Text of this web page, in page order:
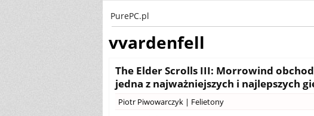
PurePC.pl
vvardenfell
The Elder Scrolls III: Morrowind
jedna z najważniejszych i najlepszych
Piotr Piwowarczyk | Felietony